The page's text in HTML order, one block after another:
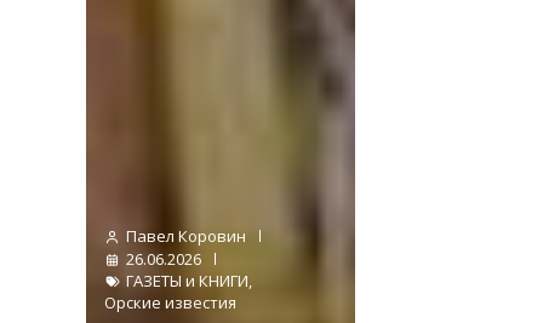
Павел Коровин
26.06.2026
ГАЗЕТЫ и КНИГИ,
Орские известия